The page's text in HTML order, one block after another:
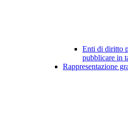
Enti di diritto
pubblicare in
Rappresentazione